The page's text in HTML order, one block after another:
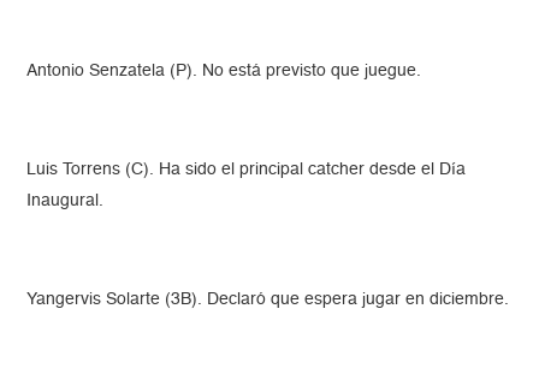
Antonio Senzatela (P). No está previsto que juegue.
Luis Torrens (C). Ha sido el principal catcher desde el Día
Inaugural.
Yangervis Solarte (3B). Declaró que espera jugar en diciembre.